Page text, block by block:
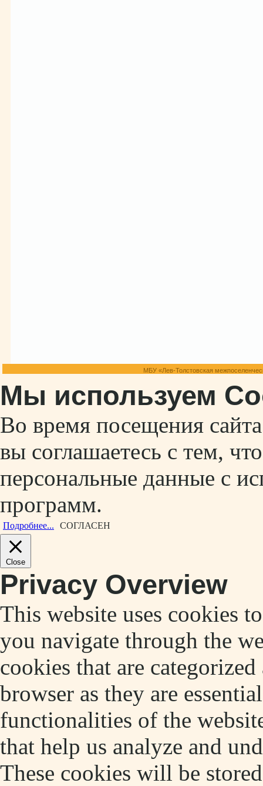
МБУ «Лев-Толстовская
Мы используем
Во время посещения
вы соглашаетесь с тем,
персональные данные с
программ.
Подробнее... СОГЛАСЕН
Close
Privacy Overview
This website uses cookies
you navigate through the
cookies that are
browser as they are
functionalities of the
that help us analyze and
These cookies will be